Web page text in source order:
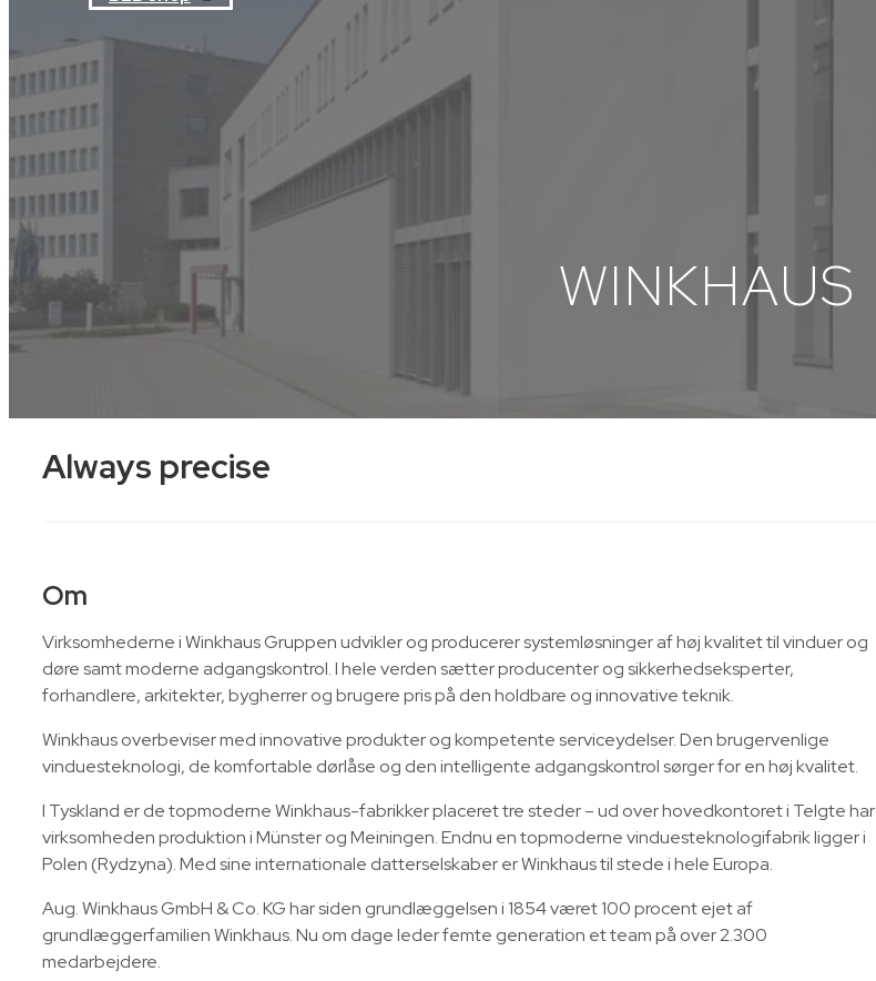
WINKHAUS
Always precise
Om
Virksomhederne i Winkhaus Gruppen udvikler og producerer systemløsninger af høj kvalitet til vinduer og
døre samt moderne adgangskontrol. I hele verden sætter producenter og sikkerhedseksperter,
forhandlere, arkitekter, bygherrer og brugere pris på den holdbare og innovative teknik.
Winkhaus overbeviser med innovative produkter og kompetente serviceydelser. Den brugervenlige
vinduesteknologi, de komfortable dørlåse og den intelligente adgangskontrol sørger for en høj kvalitet.
I Tyskland er de topmoderne Winkhaus-fabrikker placeret tre steder – ud over hovedkontoret i Telgte har
virksomheden produktion i Münster og Meiningen. Endnu en topmoderne vinduesteknologifabrik ligger i
Polen (Rydzyna). Med sine internationale datterselskaber er Winkhaus til stede i hele Europa.
Aug. Winkhaus GmbH & Co. KG har siden grundlæggelsen i 1854 været 100 procent ejet af
grundlæggerfamilien Winkhaus. Nu om dage leder femte generation et team på over 2.300
medarbejdere.